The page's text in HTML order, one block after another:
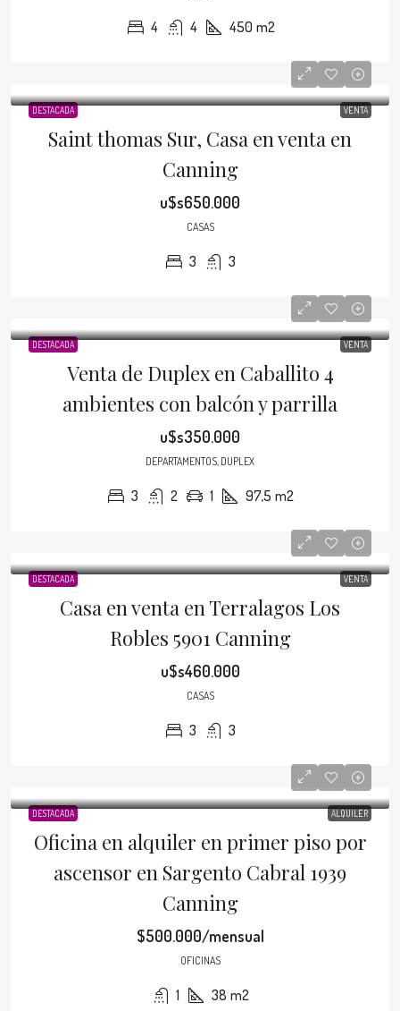
4 4 450 m2
DESTACADA VENTA
Saint thomas Sur, Casa en venta en
Canning
u$s650.000
CASAS
3 3
DESTACADA VENTA
Venta de Duplex en Caballito 4
ambientes con balcón y parrilla
u$s350.000
DEPARTAMENTOS, DUPLEX
3 2 1 97,5 m2
DESTACADA VENTA
Casa en venta en Terralagos Los
Robles 5901 Canning
u$s460.000
CASAS
3 3
DESTACADA ALQUILER
Oficina en alquiler en primer piso por
ascensor en Sargento Cabral 1939
Canning
$500.000/mensual
OFICINAS
1 38 m2